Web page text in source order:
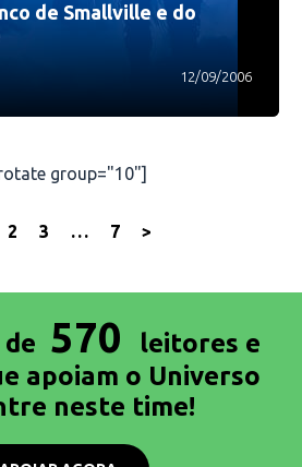
de Smallville e do
12/09/2006
group="10"]
2 3 … 7 >
570
leitores e
apoiam o Universo
neste time!